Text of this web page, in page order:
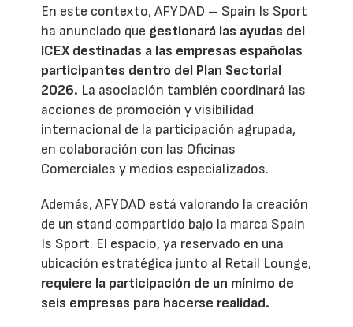
En este contexto, AFYDAD – Spain Is Sport
ha anunciado que gestionará las ayudas del
ICEX destinadas a las empresas españolas
participantes dentro del Plan Sectorial
2026. La asociación también coordinará las
acciones de promoción y visibilidad
internacional de la participación agrupada,
en colaboración con las Oficinas
Comerciales y medios especializados.
Además, AFYDAD está valorando la creación
de un stand compartido bajo la marca Spain
Is Sport. El espacio, ya reservado en una
ubicación estratégica junto al Retail Lounge,
requiere la participación de un mínimo de
seis empresas para hacerse realidad.